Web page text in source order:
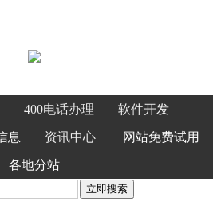
400电话办理 软件开发
息 资讯中心 网站免费试用
各地分站
立即搜索